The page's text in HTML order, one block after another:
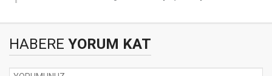
HABERE YORUM KAT